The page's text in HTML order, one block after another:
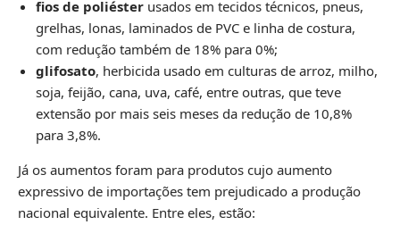
fios de poliéster usados em tecidos técnicos, pneus,
grelhas, lonas, laminados de PVC e linha de costura,
com redução também de 18% para 0%;
glifosato, herbicida usado em culturas de arroz, milho,
soja, feijão, cana, uva, café, entre outras, que teve
extensão por mais seis meses da redução de 10,8%
para 3,8%.
Já os aumentos foram para produtos cujo aumento
expressivo de importações tem prejudicado a produção
nacional equivalente. Entre eles, estão: